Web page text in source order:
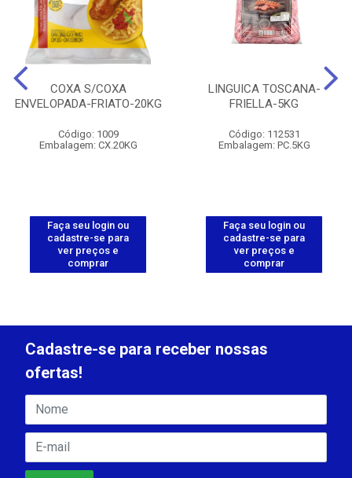
COXA S/COXA
ENVELOPADA-FRIATO-20KG
Código: 1009
Embalagem: CX.20KG
Faça seu login ou
cadastre-se para
ver preços e
comprar
LINGUICA TOSCANA-
FRIELLA-5KG
Código: 112531
Embalagem: PC.5KG
Faça seu login ou
cadastre-se para
ver preços e
comprar
Cadastre-se para receber nossas
ofertas!